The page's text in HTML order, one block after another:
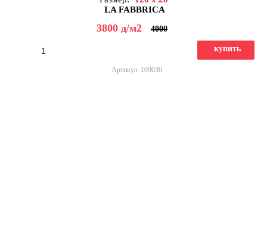
LA FABBRICA
3800 д/м2 4000
купить
Артикул: 109030